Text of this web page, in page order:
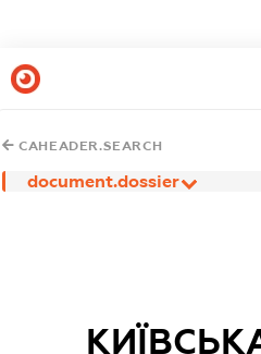
CAHEADER.SEARCH
document.dossier